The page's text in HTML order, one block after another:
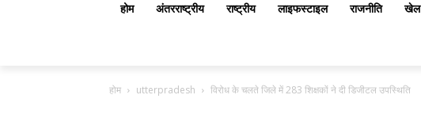
होम अंतरराष्ट्रीय राष्ट्रीय लाइफस्टाइल राजनीति खेल
होम utterpradesh विरोध के चलते जिले में 283 शिक्षकों ने दी डिजीटल उपस्थिति